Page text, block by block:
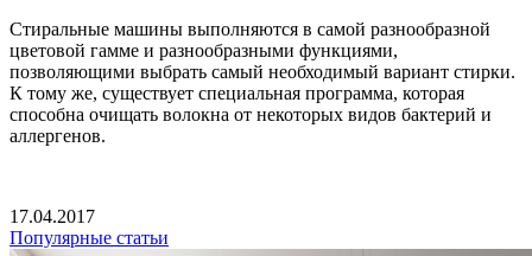
Стиральные машины выполняются в самой разнообразной
цветовой гамме и разнообразными функциями,
позволяющими выбрать самый необходимый вариант стирки.
К тому же, существует специальная программа, которая
способна очищать волокна от некоторых видов бактерий и
аллергенов.
17.04.2017
Популярные статьи